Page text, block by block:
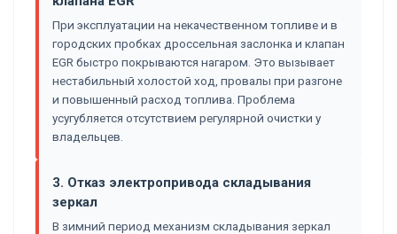
При эксплуатации на некачественном топливе и в
городских пробках дроссельная заслонка и клапан
EGR быстро покрываются нагаром. Это вызывает
нестабильный холостой ход, провалы при разгоне
и повышенный расход топлива. Проблема
усугубляется отсутствием регулярной очистки у
владельцев.
3. Отказ электропривода складывания
зеркал
В зимний период механизм складывания зеркал